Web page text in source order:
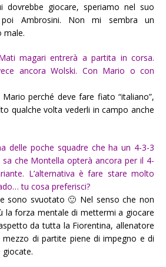
dovrebbe giocare, speriamo nel suo
Ambrosini. Non mi sembra un
male.
magari entrerà a partita in corsa.
ancora Wolski. Con Mario o con
perché deve fare fiato “italiano”,
qualche volta vederli in campo anche
delle poche squadre che ha un 4-3-3
che Montella opterà ancora per il 4-
L’alternativa è fare stare molto
tu cosa preferisci?
sono svuotato 🙂 Nel senso che non
la forza mentale di mettermi a giocare
da tutta la Fiorentina, allenatore
di partite piene di impegno e di
giocate.